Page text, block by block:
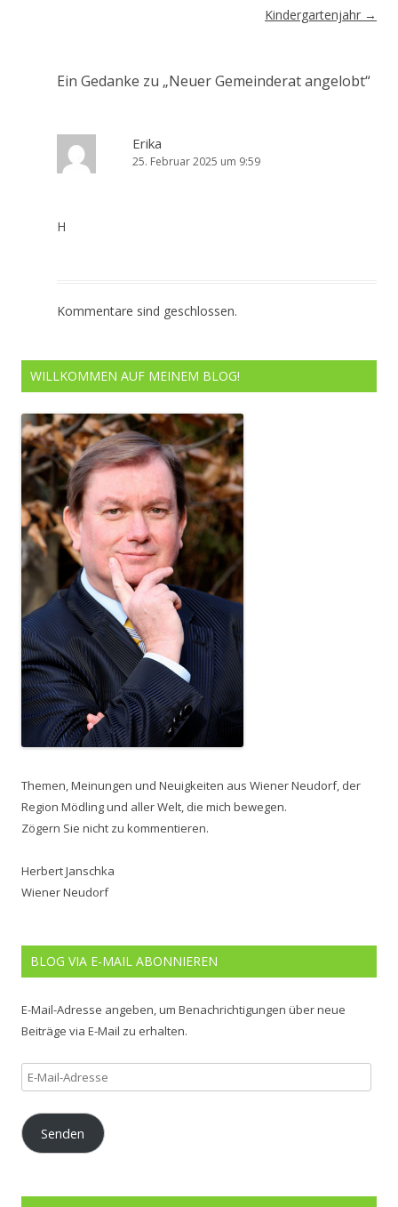
Kindergartenjahr →
Ein Gedanke zu „Neuer Gemeinderat angelobt“
Erika
25. Februar 2025 um 9:59
H
Kommentare sind geschlossen.
WILLKOMMEN AUF MEINEM BLOG!
Themen, Meinungen und Neuigkeiten aus Wiener Neudorf, der
Region Mödling und aller Welt, die mich bewegen.
Zögern Sie nicht zu kommentieren.
Herbert Janschka
Wiener Neudorf
BLOG VIA E-MAIL ABONNIEREN
E-Mail-Adresse angeben, um Benachrichtigungen über neue
Beiträge via E-Mail zu erhalten.
E-
Mail-
Adresse
Senden